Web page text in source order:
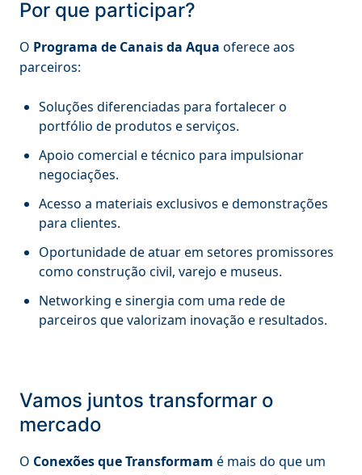
Por que participar?
O Programa de Canais da Aqua oferece aos
parceiros:
Soluções diferenciadas para fortalecer o
portfólio de produtos e serviços.
Apoio comercial e técnico para impulsionar
negociações.
Acesso a materiais exclusivos e demonstrações
para clientes.
Oportunidade de atuar em setores promissores
como construção civil, varejo e museus.
Networking e sinergia com uma rede de
parceiros que valorizam inovação e resultados.
Vamos juntos transformar o
mercado
O Conexões que Transformam é mais do que um